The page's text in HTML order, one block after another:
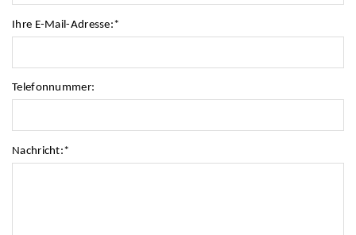
Ihre E-Mail-Adresse:*
Telefonnummer:
Nachricht:*